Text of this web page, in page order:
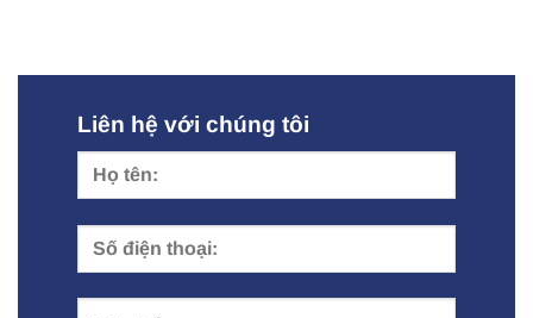
Liên hệ với chúng tôi